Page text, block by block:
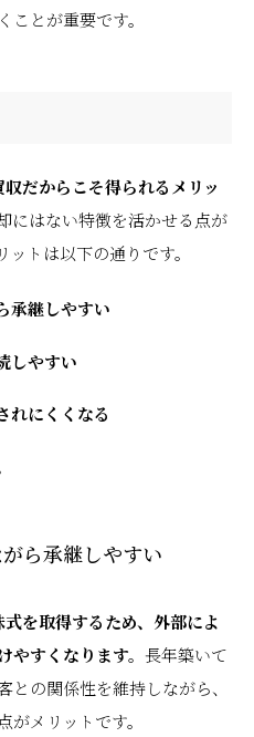
ことが重要です。
だからこそ得られるメリッ
にはない特徴を活かせる点が
トは以下の通りです。
承継しやすい
しやすい
れにくくなる
ら承継しやすい
を取得するため、外部によ
すくなります。 長年築いて
の関係性を維持しながら、
メリットです。